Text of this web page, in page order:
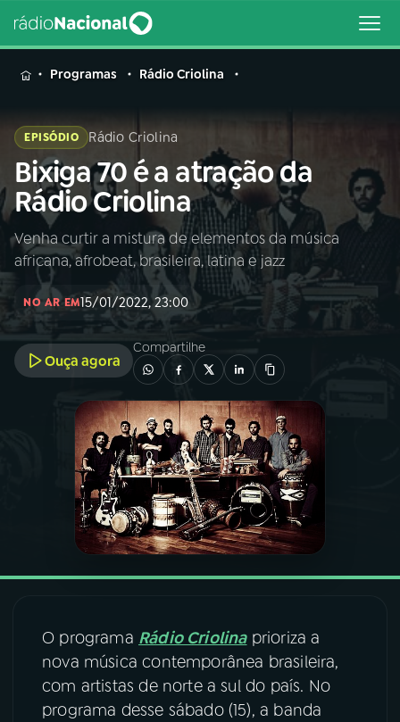
MENU
Buscar
na
Rádio
Nacional
Buscar
AO VIVO
INÍCIO
PROGRAMAÇÃO
PROGRAMAS
ÚLTIMAS
Programas Rádio Criolina
EPISÓDIO Rádio Criolina
Bixiga 70 é a atração da
Rádio Criolina
Venha curtir a mistura de elementos da música
africana, afrobeat, brasileira, latina e jazz
NO AR EM15/01/2022, 23:00
Ouça agora
Compartilhe
O programa Rádio Criolinaprioriza a
nova música contemporânea brasileira,
com artistas de norte a sul do país. No
programa desse sábado (15), a banda